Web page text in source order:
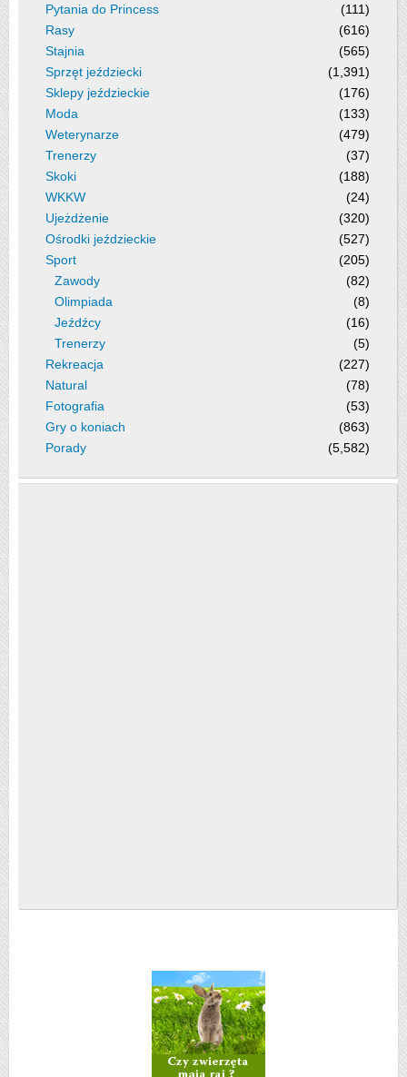
Pytania do Princess
(111)
Rasy
(616)
Stajnia
(565)
Sprzęt jeździecki
(1,391)
Sklepy jeździeckie
(176)
Moda
(133)
Weterynarze
(479)
Trenerzy
(37)
Skoki
(188)
WKKW
(24)
Ujeżdżenie
(320)
Ośrodki jeździeckie
(527)
Sport
(205)
Zawody
(82)
Olimpiada
(8)
Jeźdźcy
(16)
Trenerzy
(5)
Rekreacja
(227)
Natural
(78)
Fotografia
(53)
Gry o koniach
(863)
Porady
(5,582)